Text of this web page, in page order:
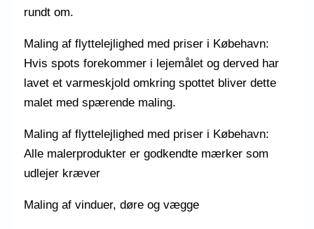
rundt om.
Maling af flyttelejlighed med priser i Købehavn:
Hvis spots forekommer i lejemålet og derved har
lavet et varmeskjold omkring spottet bliver dette
malet med spærende maling.
Maling af flyttelejlighed med priser i Købehavn:
Alle malerprodukter er godkendte mærker som
udlejer kræver
Maling af vinduer, døre og vægge